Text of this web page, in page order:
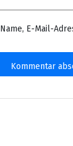
Name, E-Mail-